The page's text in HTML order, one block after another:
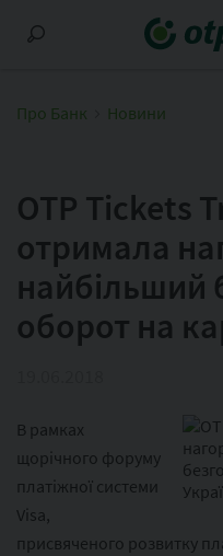
Про Банк Новини
OTP Tickets
отримала
найбільший
оборот на
В рамках
щорічного форуму
платіжної системи
Visa,
присвяченого розвитку